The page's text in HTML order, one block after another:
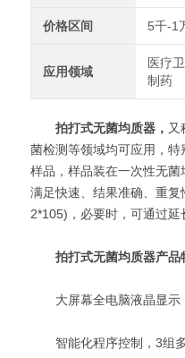
价格区间 5千-1
应用领域
医疗
制药
拍打式无菌均质器， 又
菌检测等领域均可应用，
样品，样品装在一次性无
满足快速、结果准确、重
2*105)，必要时，可通过延
拍打式无菌均质器产品
大屏幕全电脑液晶显示
智能化程序控制，3组多